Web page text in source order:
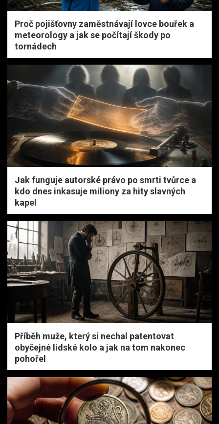
Proč pojišťovny zaměstnávají lovce bouřek a
meteorology a jak se počítají škody po
tornádech
Jak funguje autorské právo po smrti tvůrce a
kdo dnes inkasuje miliony za hity slavných
kapel
Příběh muže, který si nechal patentovat
obyčejné lidské kolo a jak na tom nakonec
pohořel